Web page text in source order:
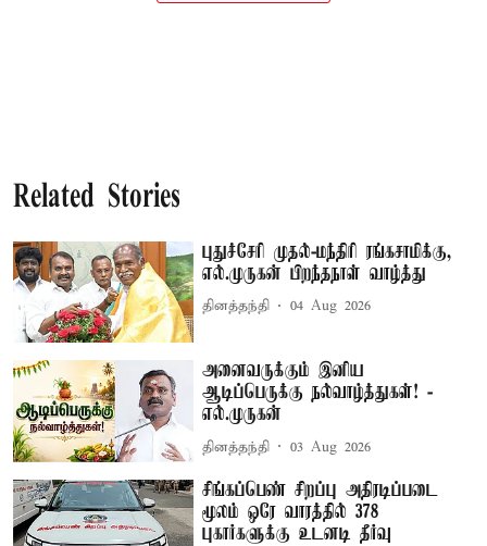
Related Stories
புதுச்சேரி முதல்-மந்திரி ரங்கசாமிக்கு,
எல்.முருகன் பிறந்தநாள் வாழ்த்து
தினத்தந்தி 04 Aug 2026
அனைவருக்கும் இனிய
ஆடிப்பெருக்கு நல்வாழ்த்துகள்! -
எல்.முருகன்
தினத்தந்தி 03 Aug 2026
சிங்கப்பெண் சிறப்பு அதிரடிப்படை
மூலம் ஒரே வாரத்தில் 378
புகார்களுக்கு உடனடி தீர்வு